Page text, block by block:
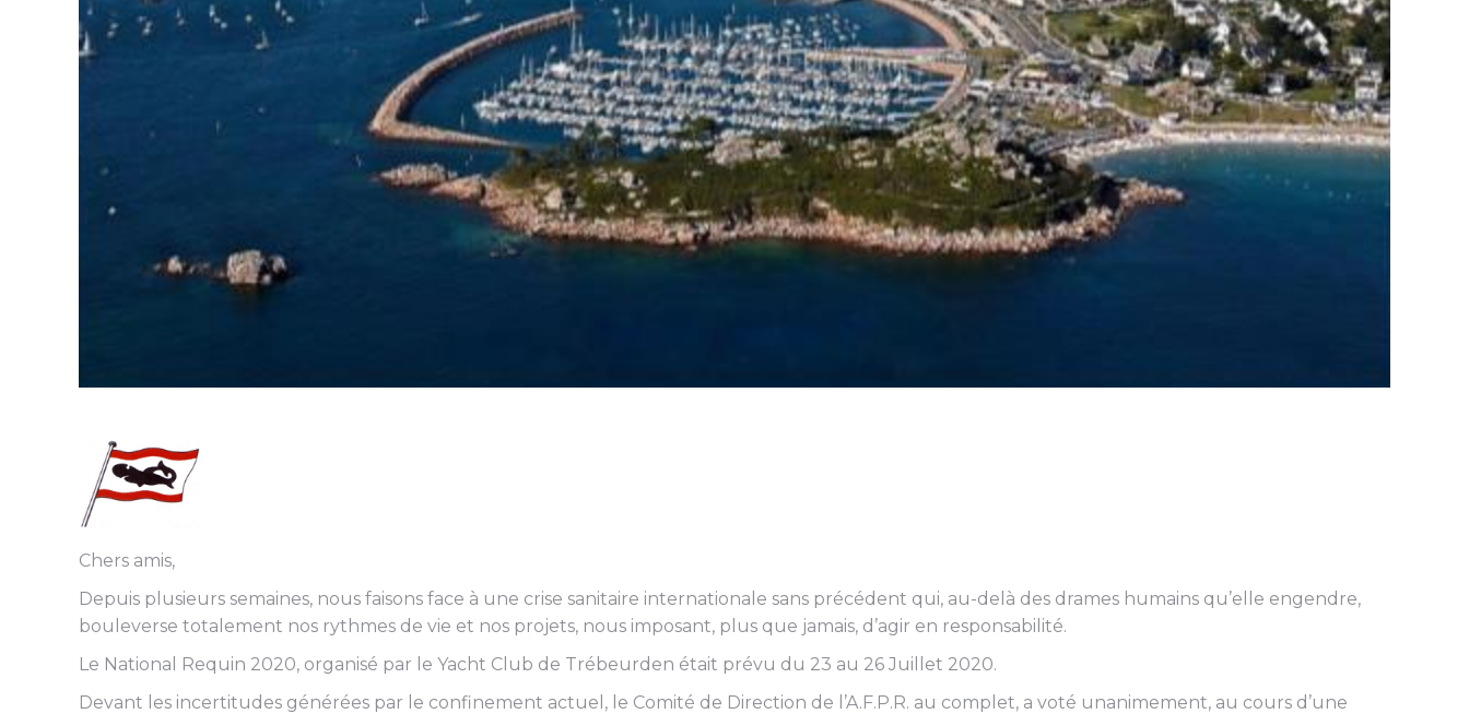
Chers amis,
Depuis plusieurs semaines, nous faisons face à une crise sanitaire internationale sans précédent qui, au-delà des drames humains qu’elle engendre,
bouleverse totalement nos rythmes de vie et nos projets, nous imposant, plus que jamais, d’agir en responsabilité.
Le National Requin 2020, organisé par le Yacht Club de Trébeurden était prévu du 23 au 26 Juillet 2020.
Devant les incertitudes générées par le confinement actuel, le Comité de Direction de l’A.F.P.R. au complet, a voté unanimement, au cours d’une